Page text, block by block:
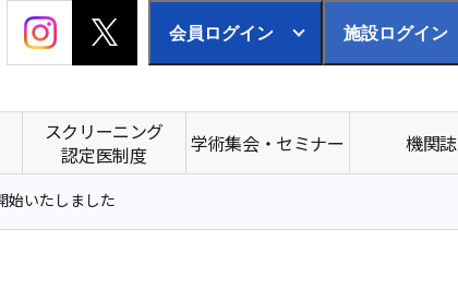
会員ログイン 施設ログイン
スクリーニング
認定医制度
学術集会・セミナー 機関誌
始いたしました